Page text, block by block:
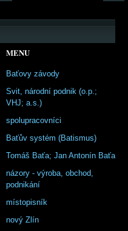
MENU
Baťovy závody
Svit, národní podnik (o.p.;
VHJ; a.s.)
spolupracovníci
Baťův systém (Batismus)
Tomáš Baťa; Jan Antonín Baťa
názory - výroba, obchod,
podnikání
místopisník
nový Zlín